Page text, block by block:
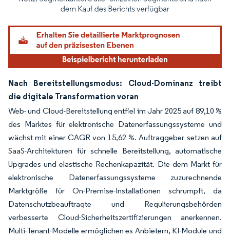
Bild © Mordor Intelligence. Wiederverwendung erfordert Namensnennung
Nach Bereitstellungsmodus: Cloud-Dominanz treibt
die digitale Transformation voran
Web- und Cloud-Bereitstellung entfiel im Jahr 2025 auf 89,10 %
des Marktes für elektronische Datenerfassungssysteme und
wächst mit einer CAGR von 15,62 %. Auftraggeber setzen auf
SaaS-Architekturen für schnelle Bereitstellung, automatische
Upgrades und elastische Rechenkapazität. Die dem Markt für
elektronische Datenerfassungssysteme zuzurechnende
Marktgröße für On-Premise-Installationen schrumpft, da
Datenschutzbeauftragte und Regulierungsbehörden
verbesserte Cloud-Sicherheitszertifizierungen anerkennen.
Multi-Tenant-Modelle ermöglichen es Anbietern, KI-Module und